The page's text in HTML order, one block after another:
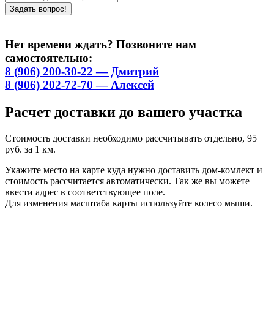
Нет времени ждать? Позвоните нам
самостоятельно:
8 (906) 200-30-22 — Дмитрий
8 (906) 202-72-70 — Алексей
Расчет доставки до вашего участка
Стоимость доставки необходимо рассчитывать отдельно, 95
руб. за 1 км.
Укажите место на карте куда нужно доставить дом-комлект и
стоимость рассчитается автоматически. Так же вы можете
ввести адрес в соответствующее поле.
Для изменения масштаба карты используйте колесо мыши.